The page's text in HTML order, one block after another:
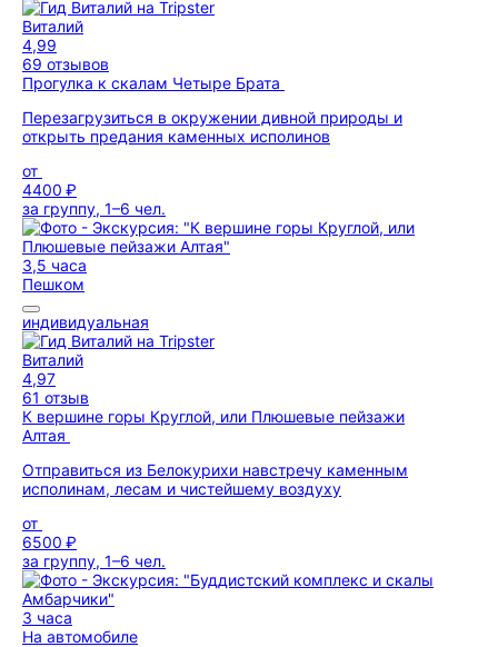
Виталий
4,99
69 отзывов
Прогулка к скалам Четыре Брата
Перезагрузиться в окружении дивной природы и
открыть предания каменных исполинов
от
4400 ₽
за группу, 1–6 чел.
3,5 часа
Пешком
индивидуальная
Виталий
4,97
61 отзыв
К вершине горы Круглой, или Плюшевые пейзажи
Алтая
Отправиться из Белокурихи навстречу каменным
исполинам, лесам и чистейшему воздуху
от
6500 ₽
за группу, 1–6 чел.
3 часа
На автомобиле